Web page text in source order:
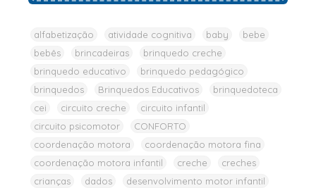
alfabetização atividade cognitiva baby
bebe
bebês
brincadeiras
brinquedo creche
brinquedo educativo
brinquedo pedagógico
brinquedos
Brinquedos Educativos
brinquedoteca
cei
circuito creche
circuito infantil
circuito psicomotor
CONFORTO
coordenação motora
coordenação motora fina
coordenação motora infantil
creche
creches
crianças
dados
desenvolvimento motor infantil